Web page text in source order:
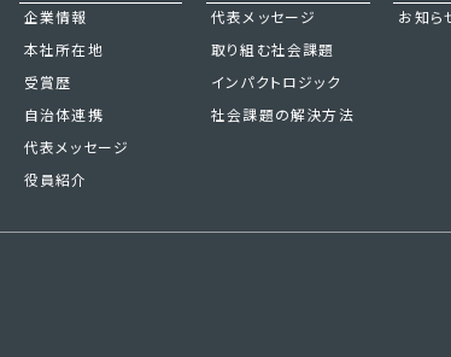
企業情報
本社所在地
受賞歴
自治体連携
代表メッセージ
役員紹介
代表メッセージ
取り組む社会課題
インパクトロジック
社会課題の解決方法
お知ら